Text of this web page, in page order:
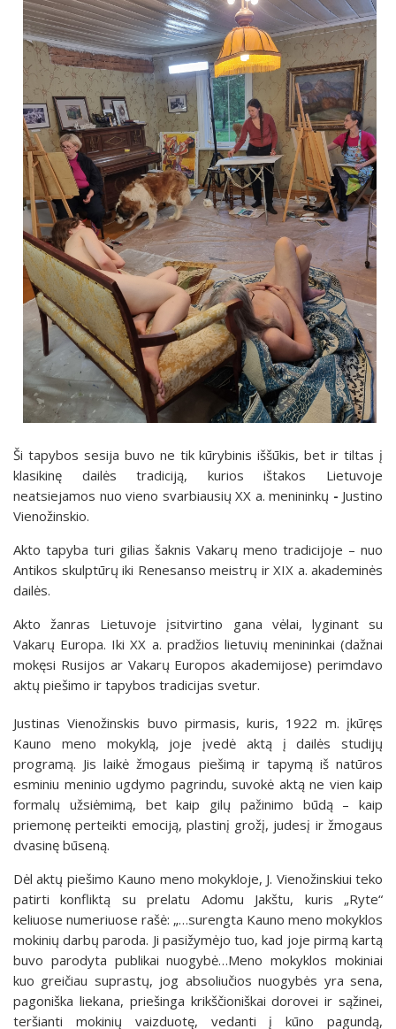
Ši tapybos sesija buvo ne tik kūrybinis iššūkis, bet ir tiltas į
klasikinę dailės tradiciją, kurios ištakos Lietuvoje
neatsiejamos nuo vieno svarbiausių XX a. menininkų - Justino
Vienožinskio.
Akto tapyba turi gilias šaknis Vakarų meno tradicijoje – nuo
Antikos skulptūrų iki Renesanso meistrų ir XIX a. akademinės
dailės.
Akto žanras Lietuvoje įsitvirtino gana vėlai, lyginant su
Vakarų Europa. Iki XX a. pradžios lietuvių menininkai (dažnai
mokęsi Rusijos ar Vakarų Europos akademijose) perimdavo
aktų piešimo ir tapybos tradicijas svetur.
Justinas Vienožinskis buvo pirmasis, kuris, 1922 m. įkūręs
Kauno meno mokyklą, joje įvedė aktą į dailės studijų
programą. Jis laikė žmogaus piešimą ir tapymą iš natūros
esminiu meninio ugdymo pagrindu, suvokė aktą ne vien kaip
formalų užsiėmimą, bet kaip gilų pažinimo būdą – kaip
priemonę perteikti emociją, plastinį grožį, judesį ir žmogaus
dvasinę būseną.
Dėl aktų piešimo Kauno meno mokykloje, J. Vienožinskiui teko
patirti konfliktą su prelatu Adomu Jakštu, kuris „Ryte“
keliuose numeriuose rašė: „…surengta Kauno meno mokyklos
mokinių darbų paroda. Ji pasižymėjo tuo, kad joje pirmą kartą
buvo parodyta publikai nuogybė…Meno mokyklos mokiniai
kuo greičiau suprastų, jog absoliučios nuogybės yra sena,
pagoniška liekana, priešinga krikščioniškai dorovei ir sąžinei,
teršianti mokinių vaizduotę, vedanti į kūno pagundą,